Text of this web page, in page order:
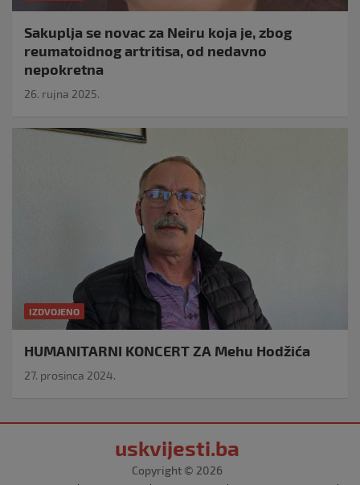
Sakuplja se novac za Neiru koja je, zbog
reumatoidnog artritisa, od nedavno
nepokretna
26. rujna 2025.
IZDVOJENO
HUMANITARNI KONCERT ZA Mehu Hodžića
27. prosinca 2024.
uskvijesti.ba
Copyright © 2026